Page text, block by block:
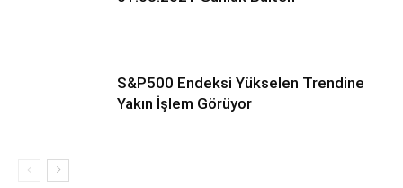
S&P500 Endeksi Yükselen Trendine
Yakın İşlem Görüyor